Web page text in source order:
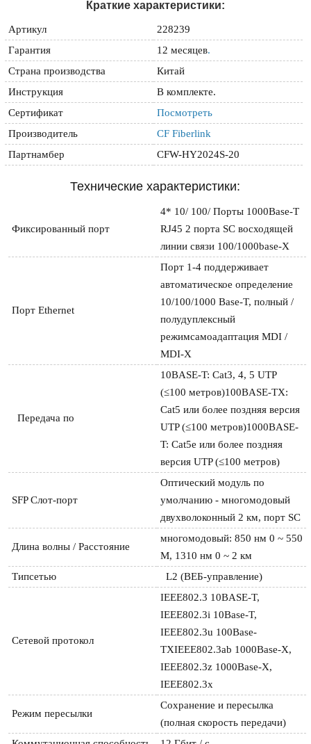
Краткие характеристики:
Артикул
228239
Гарантия
12 месяцев.
Страна производства
Китай
Инструкция
В комплекте.
Сертификат
Посмотреть
Производитель
CF Fiberlink
Партнамбер
CFW-HY2024S-20
Технические характеристики:
Фиксированный порт
4* 10/ 100/ Порты 1000Base-T
RJ45 2 порта SC восходящей
линии связи 100/1000base-X
Порт Ethernet
Порт 1-4 поддерживает
автоматическое определение
10/100/1000 Base-T, полный /
полудуплексный
режимсамоадаптация MDI /
MDI-X
Передача по
10BASE-T: Cat3, 4, 5 UTP
(≤100 метров)100BASE-TX:
Cat5 или более поздняя версия
UTP (≤100 метров)1000BASE-
T: Cat5e или более поздняя
версия UTP (≤100 метров)
SFP Слот-порт
Оптический модуль по
умолчанию - многомодовый
двухволоконный 2 км, порт SC
Длина волны / Расстояние
многомодовый: 850 нм 0 ~ 550
М, 1310 нм 0 ~ 2 км
Типсетью
L2 (ВЕБ-управление)
Сетевой протокол
IEEE802.3 10BASE-T,
IEEE802.3i 10Base-T,
IEEE802.3u 100Base-
TXIEEE802.3ab 1000Base-X,
IEEE802.3z 1000Base-X,
IEEE802.3x
Режим пересылки
Сохранение и пересылка
(полная скорость передачи)